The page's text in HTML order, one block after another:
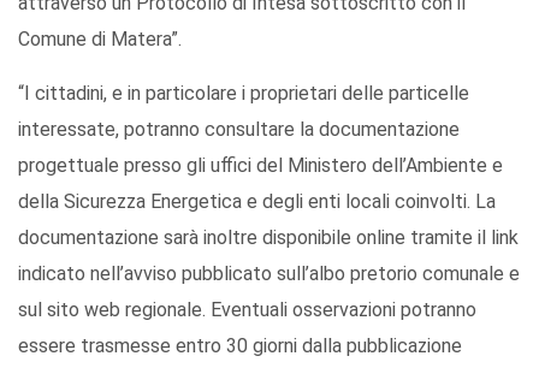
Comune di Matera”.
“I cittadini, e in particolare i proprietari delle particelle
interessate, potranno consultare la documentazione
progettuale presso gli uffici del Ministero dell’Ambiente e
della Sicurezza Energetica e degli enti locali coinvolti. La
documentazione sarà inoltre disponibile online tramite il link
indicato nell’avviso pubblicato sull’albo pretorio comunale e
sul sito web regionale. Eventuali osservazioni potranno
essere trasmesse entro 30 giorni dalla pubblicazione